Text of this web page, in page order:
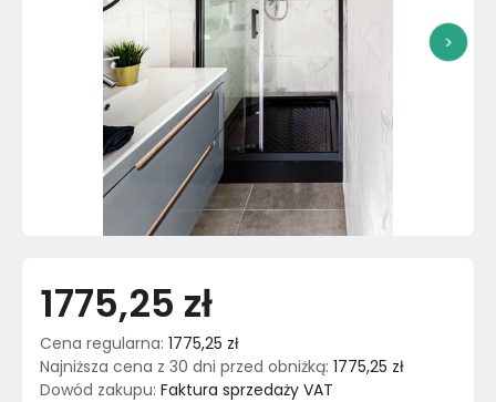
>
1775,25 zł
Cena regularna: 1775,25 zł
Najniższa cena z 30 dni przed obniżką: 1775,25 zł
Dowód zakupu: Faktura sprzedaży VAT